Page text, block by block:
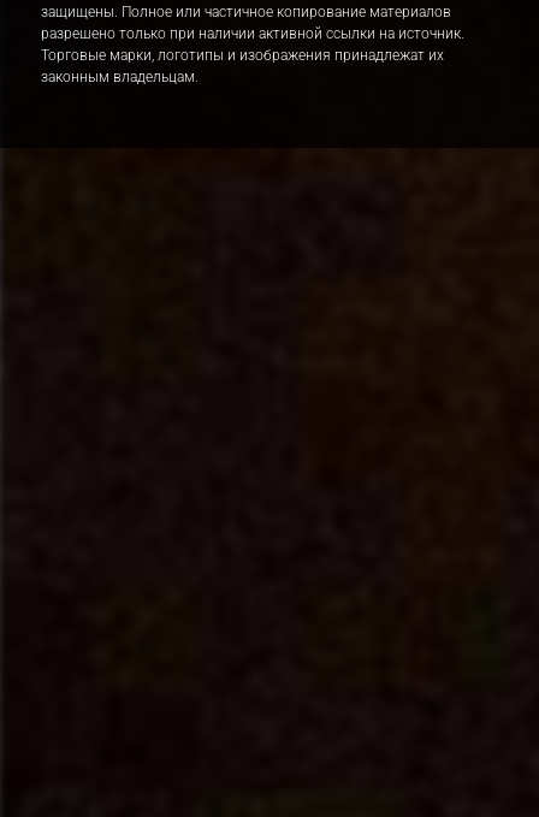
защищены. Полное или частичное копирование материалов
разрешено только при наличии активной ссылки на источник.
Торговые марки, логотипы и изображения принадлежат их
законным владельцам.